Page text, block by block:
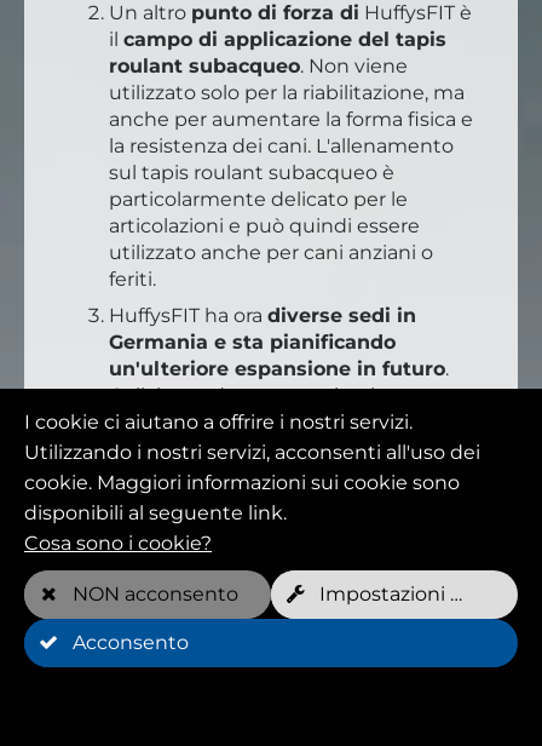
Un altro punto di forza di HuffysFIT è
il campo di applicazione del tapis
roulant subacqueo. Non viene
utilizzato solo per la riabilitazione, ma
anche per aumentare la forma fisica e
la resistenza dei cani. L'allenamento
sul tapis roulant subacqueo è
particolarmente delicato per le
articolazioni e può quindi essere
utilizzato anche per cani anziani o
feriti.
HuffysFIT ha ora diverse sedi in
Germania e sta pianificando
un'ulteriore espansione in futuro.
Collaborando con veterinari e
addestratori di cani, l'azienda vuole
sensibilizzare un numero sempre
maggiore di persone sull'importanza
della forma fisica e della salute dei
I cookie ci aiutano a offrire i nostri servizi.
Utilizzando i nostri servizi, acconsenti all'uso dei
cookie. Maggiori informazioni sui cookie sono
disponibili al seguente link.
Cosa sono i cookie?
NON acconsento Impostazioni dei cookie
Acconsento